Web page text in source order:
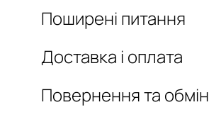
Поширені питання
Доставка і оплата
Повернення та обмін